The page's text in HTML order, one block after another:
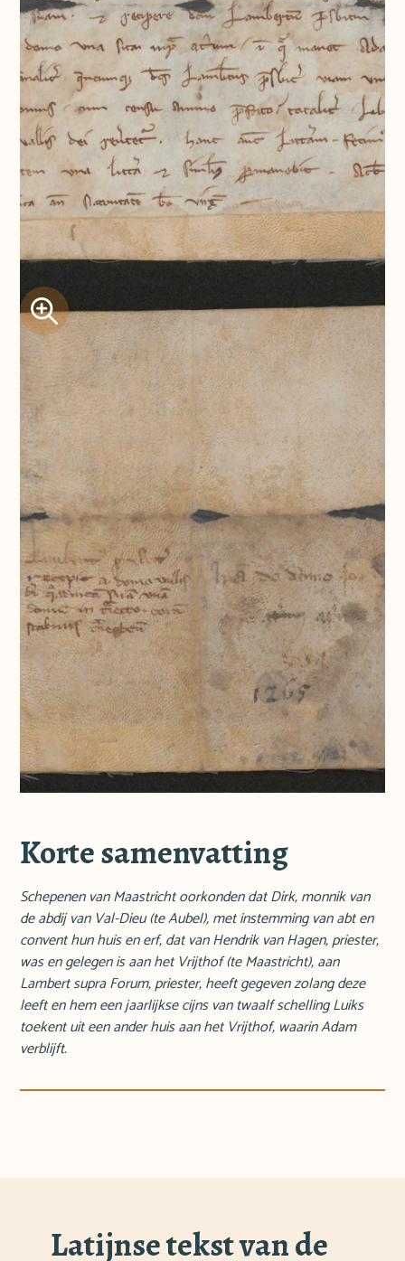
Korte samenvatting
Schepenen van Maastricht oorkonden dat Dirk, monnik van
de abdij van Val-Dieu (te Aubel), met instemming van abt en
convent hun huis en erf, dat van Hendrik van Hagen, priester,
was en gelegen is aan het Vrijthof (te Maastricht), aan
Lambert supra Forum, priester, heeft gegeven zolang deze
leeft en hem een jaarlijkse cijns van twaalf schelling Luiks
toekent uit een ander huis aan het Vrijthof, waarin Adam
verblijft.
Latijnse tekst van de